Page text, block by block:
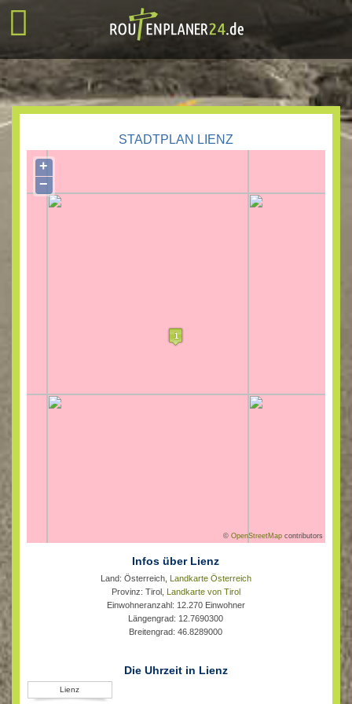
STADTPLAN LIENZ
+
−
©OpenStreetMap contributors
Infos über Lienz
Land: Österreich, Landkarte Österreich
Provinz: Tirol, Landkarte von Tirol
Einwohneranzahl: 12.270 Einwohner
Längengrad: 12.7690300
Breitengrad: 46.8289000
Die Uhrzeit in Lienz
Lienz